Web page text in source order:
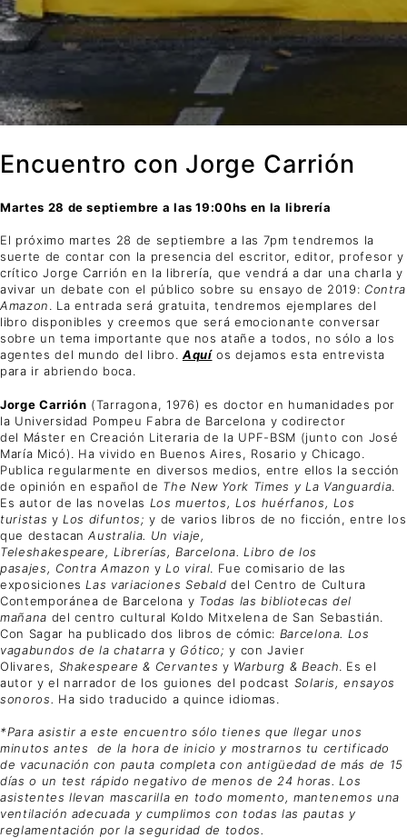
Encuentro con Jorge Carrión
Martes 28 de septiembre a las 19:00hs en la librería
El próximo martes 28 de septiembre a las 7pm tendremos la
suerte de contar con la presencia del escritor, editor, profesor y
crítico Jorge Carrión en la librería, que vendrá a dar una charla y
avivar un debate con el público sobre su ensayo de 2019: Contra
Amazon. La entrada será gratuita, tendremos ejemplares del
libro disponibles y creemos que será emocionante conversar
sobre un tema importante que nos atañe a todos, no sólo a los
agentes del mundo del libro. Aquí os dejamos esta entrevista
para ir abriendo boca.
Jorge Carrión (Tarragona, 1976) es doctor en humanidades por
la Universidad Pompeu Fabra de Barcelona y codirector
del Máster en Creación Literaria de la UPF-BSM (junto con José
María Micó). Ha vivido en Buenos Aires, Rosario y Chicago.
Publica regularmente en diversos medios, entre ellos la sección
de opinión en español de The New York Times y La Vanguardia.
Es autor de las novelas Los muertos, Los huérfanos, Los
turistas yLos difuntos; y de varios libros de no ficción, entre los
que destacanAustralia. Un viaje,
Teleshakespeare, Librerías, Barcelona. Libro de los
pasajes, Contra Amazon yLo viral. Fue comisario de las
exposicionesLas variaciones Sebald del Centro de Cultura
Contemporánea de Barcelona y Todas las bibliotecas del
mañana del centro cultural Koldo Mitxelena de San Sebastián.
Con Sagar ha publicado dos libros de cómic: Barcelona. Los
vagabundos de la chatarra y Gótico;y con Javier
Olivares, Shakespeare & Cervantes y Warburg & Beach. Es el
autor y el narrador de los guiones del podcast Solaris, ensayos
sonoros. Ha sido traducido a quince idiomas.
*Para asistir a este encuentro sólo tienes que llegar unos
minutos antes de la hora de inicio y mostrarnos tu certificado
de vacunación con pauta completa con antigüedad de más de 15
días o un test rápido negativo de menos de 24 horas. Los
asistentes llevan mascarilla en todo momento, mantenemos una
ventilación adecuada y cumplimos con todas las pautas y
reglamentación por la seguridad de todos.